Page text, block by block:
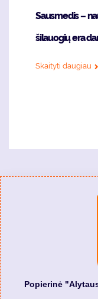
Sausmedis –
šilauogių era
Skaityti daugiau
Popierinė